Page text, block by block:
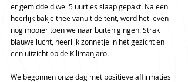
er gemiddeld wel 5 uurtjes slaap gepakt. Na een
heerlijk bakje thee vanuit de tent, werd het leven
nog mooier toen we naar buiten gingen. Strak
blauwe lucht, heerlijk zonnetje in het gezicht en
een uitzicht op de Kilimanjaro.
We begonnen onze dag met positieve affirmaties